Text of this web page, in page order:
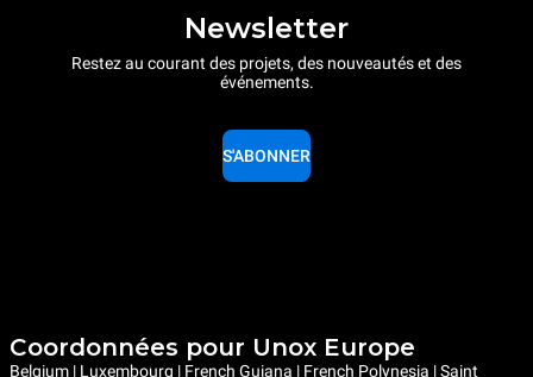
Newsletter
Restez au courant des projets, des nouveautés et des
événements.
S'ABONNER
Coordonnées pour Unox Europe
Belgium | Luxembourg | French Guiana | French Polynesia | Saint